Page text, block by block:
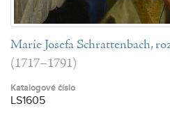
Marie Josefa Schrattenbach,
(1717–1791)
Katalogové číslo
LS1605